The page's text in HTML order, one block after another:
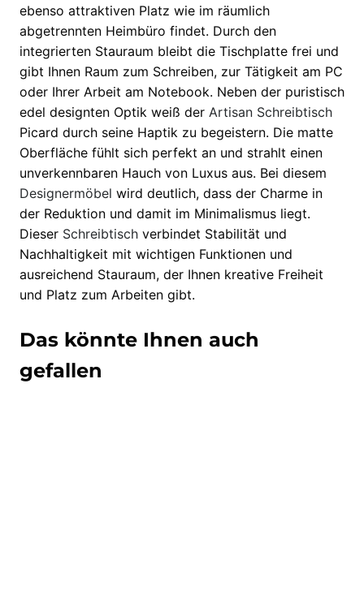
ebenso attraktiven Platz wie im räumlich
abgetrennten Heimbüro findet. Durch den
integrierten Stauraum bleibt die Tischplatte frei und
gibt Ihnen Raum zum Schreiben, zur Tätigkeit am PC
oder Ihrer Arbeit am Notebook. Neben der puristisch
edel designten Optik weiß der Artisan Schreibtisch
Picard durch seine Haptik zu begeistern. Die matte
Oberfläche fühlt sich perfekt an und strahlt einen
unverkennbaren Hauch von Luxus aus. Bei diesem
Designermöbel wird deutlich, dass der Charme in
der Reduktion und damit im Minimalismus liegt.
Dieser Schreibtisch verbindet Stabilität und
Nachhaltigkeit mit wichtigen Funktionen und
ausreichend Stauraum, der Ihnen kreative Freiheit
und Platz zum Arbeiten gibt.
Das könnte Ihnen auch
gefallen